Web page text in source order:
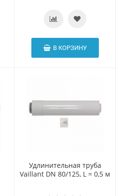
В КОРЗИНУ
Удлинительная труба
Vaillant DN 80/125, L = 0,5 м